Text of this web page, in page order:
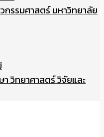
กรรมศาสตร์ มหาวิทยาลัย
วิทยาศาสตร์ วิจัยและ